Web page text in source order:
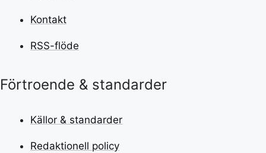
Kontakt
RSS-flöde
Förtroende & standarder
Källor & standarder
Redaktionell policy